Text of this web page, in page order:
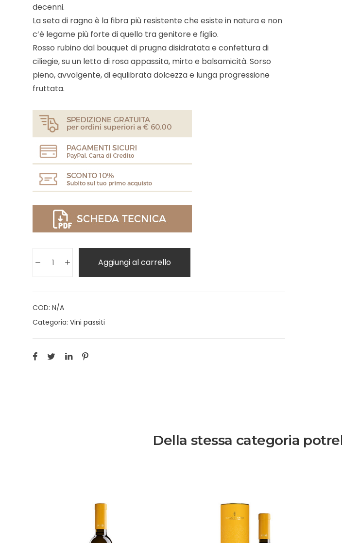
decenni.
La seta di ragno è la fibra più resistente che esiste in natura e non
c’è legame più forte di quello tra genitore e figlio.
Rosso rubino dal bouquet di prugna disidratata e confettura di
ciliegie, su un letto di rosa appassita, mirto e balsamicità. Sorso
pieno, avvolgente, di equlibrata dolcezza e lunga progressione
fruttata.
Aggiungi al carrello
COD:N/A
Categoria:Vini passiti
Della stessa categoria